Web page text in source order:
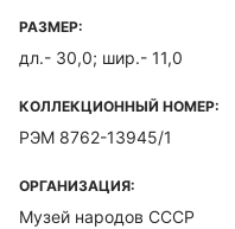
РАЗМЕР:
дл.- 30,0; шир.- 11,0
КОЛЛЕКЦИОННЫЙ НОМЕР:
РЭМ 8762-13945/1
ОРГАНИЗАЦИЯ:
Музей народов СССР